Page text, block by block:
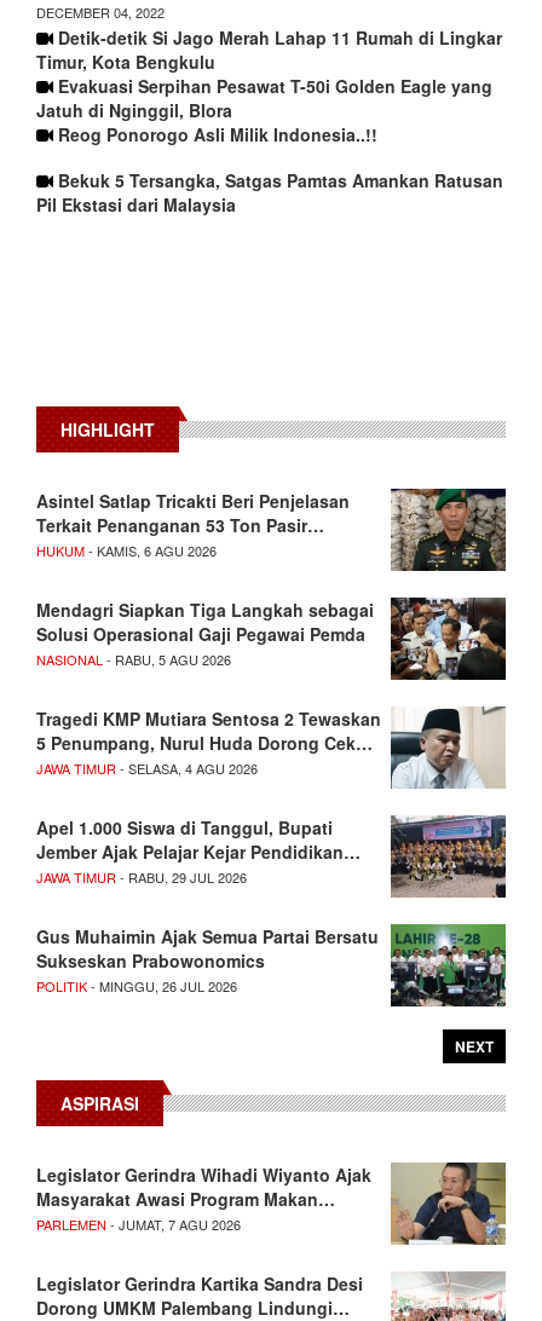
DECEMBER 04, 2022
Detik-detik Si Jago Merah Lahap 11 Rumah di Lingkar
Timur, Kota Bengkulu
Evakuasi Serpihan Pesawat T-50i Golden Eagle yang
Jatuh di Nginggil, Blora
Reog Ponorogo Asli Milik Indonesia..!!
Bekuk 5 Tersangka, Satgas Pamtas Amankan Ratusan
Pil Ekstasi dari Malaysia
HIGHLIGHT
Asintel Satlap Tricakti Beri Penjelasan
Terkait Penanganan 53 Ton Pasir…
HUKUM- KAMIS, 6 AGU 2026
Mendagri Siapkan Tiga Langkah sebagai
Solusi Operasional Gaji Pegawai Pemda
NASIONAL - RABU, 5 AGU 2026
Tragedi KMP Mutiara Sentosa 2 Tewaskan
5 Penumpang, Nurul Huda Dorong Cek…
JAWA TIMUR - SELASA, 4 AGU 2026
Apel 1.000 Siswa di Tanggul, Bupati
Jember Ajak Pelajar Kejar Pendidikan…
JAWA TIMUR - RABU, 29 JUL 2026
Gus Muhaimin Ajak Semua Partai Bersatu
Sukseskan Prabowonomics
POLITIK- MINGGU, 26 JUL 2026
NEXT
ASPIRASI
Legislator Gerindra Wihadi Wiyanto Ajak
Masyarakat Awasi Program Makan…
PARLEMEN - JUMAT, 7 AGU 2026
Legislator Gerindra Kartika Sandra Desi
Dorong UMKM Palembang Lindungi…